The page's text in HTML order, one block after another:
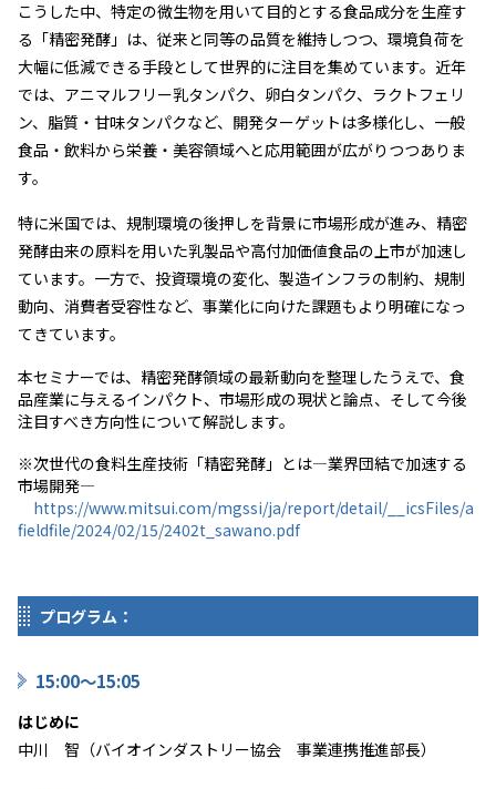
こうした中、特定の微生物を用いて目的とする食品成分を生産す
る「精密発酵」は、従来と同等の品質を維持しつつ、環境負荷を
大幅に低減できる手段として世界的に注目を集めています。近年
では、アニマルフリー乳タンパク、卵白タンパク、ラクトフェリ
ン、脂質・甘味タンパクなど、開発ターゲットは多様化し、一般
食品・飲料から栄養・美容領域へと応用範囲が広がりつつありま
す。
特に米国では、規制環境の後押しを背景に市場形成が進み、精密
発酵由来の原料を用いた乳製品や高付加価値食品の上市が加速し
ています。一方で、投資環境の変化、製造インフラの制約、規制
動向、消費者受容性など、事業化に向けた課題もより明確になっ
てきています。
本セミナーでは、精密発酵領域の最新動向を整理したうえで、食
品産業に与えるインパクト、市場形成の現状と論点、そして今後
注目すべき方向性について解説します。
※次世代の食料生産技術「精密発酵」とは―業界団結で加速する
市場開発―
https://www.mitsui.com/mgssi/ja/report/detail/__icsFiles/a
fieldfile/2024/02/15/2402t_sawano.pdf
プログラム：
15:00～15:05
はじめに
中川 智（バイオインダストリー協会 事業連携推進部長）